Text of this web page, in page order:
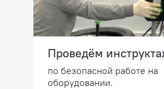
Проведём
по безопасной работе на
оборудовании.